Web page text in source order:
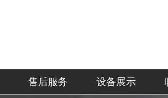
售后服务 设备展示